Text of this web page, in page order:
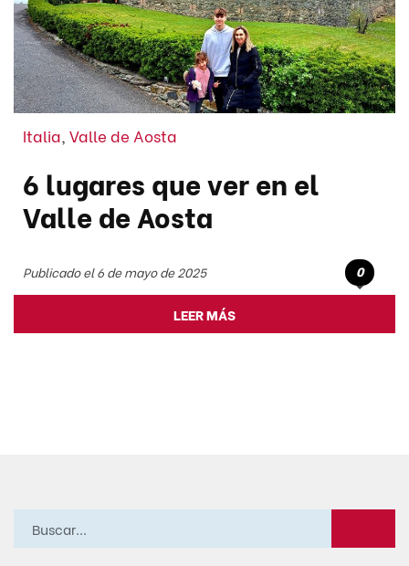
Italia, Valle de Aosta
6 lugares que ver en el
Valle de Aosta
Publicado el 6 de mayo de 2025 0
LEER MÁS